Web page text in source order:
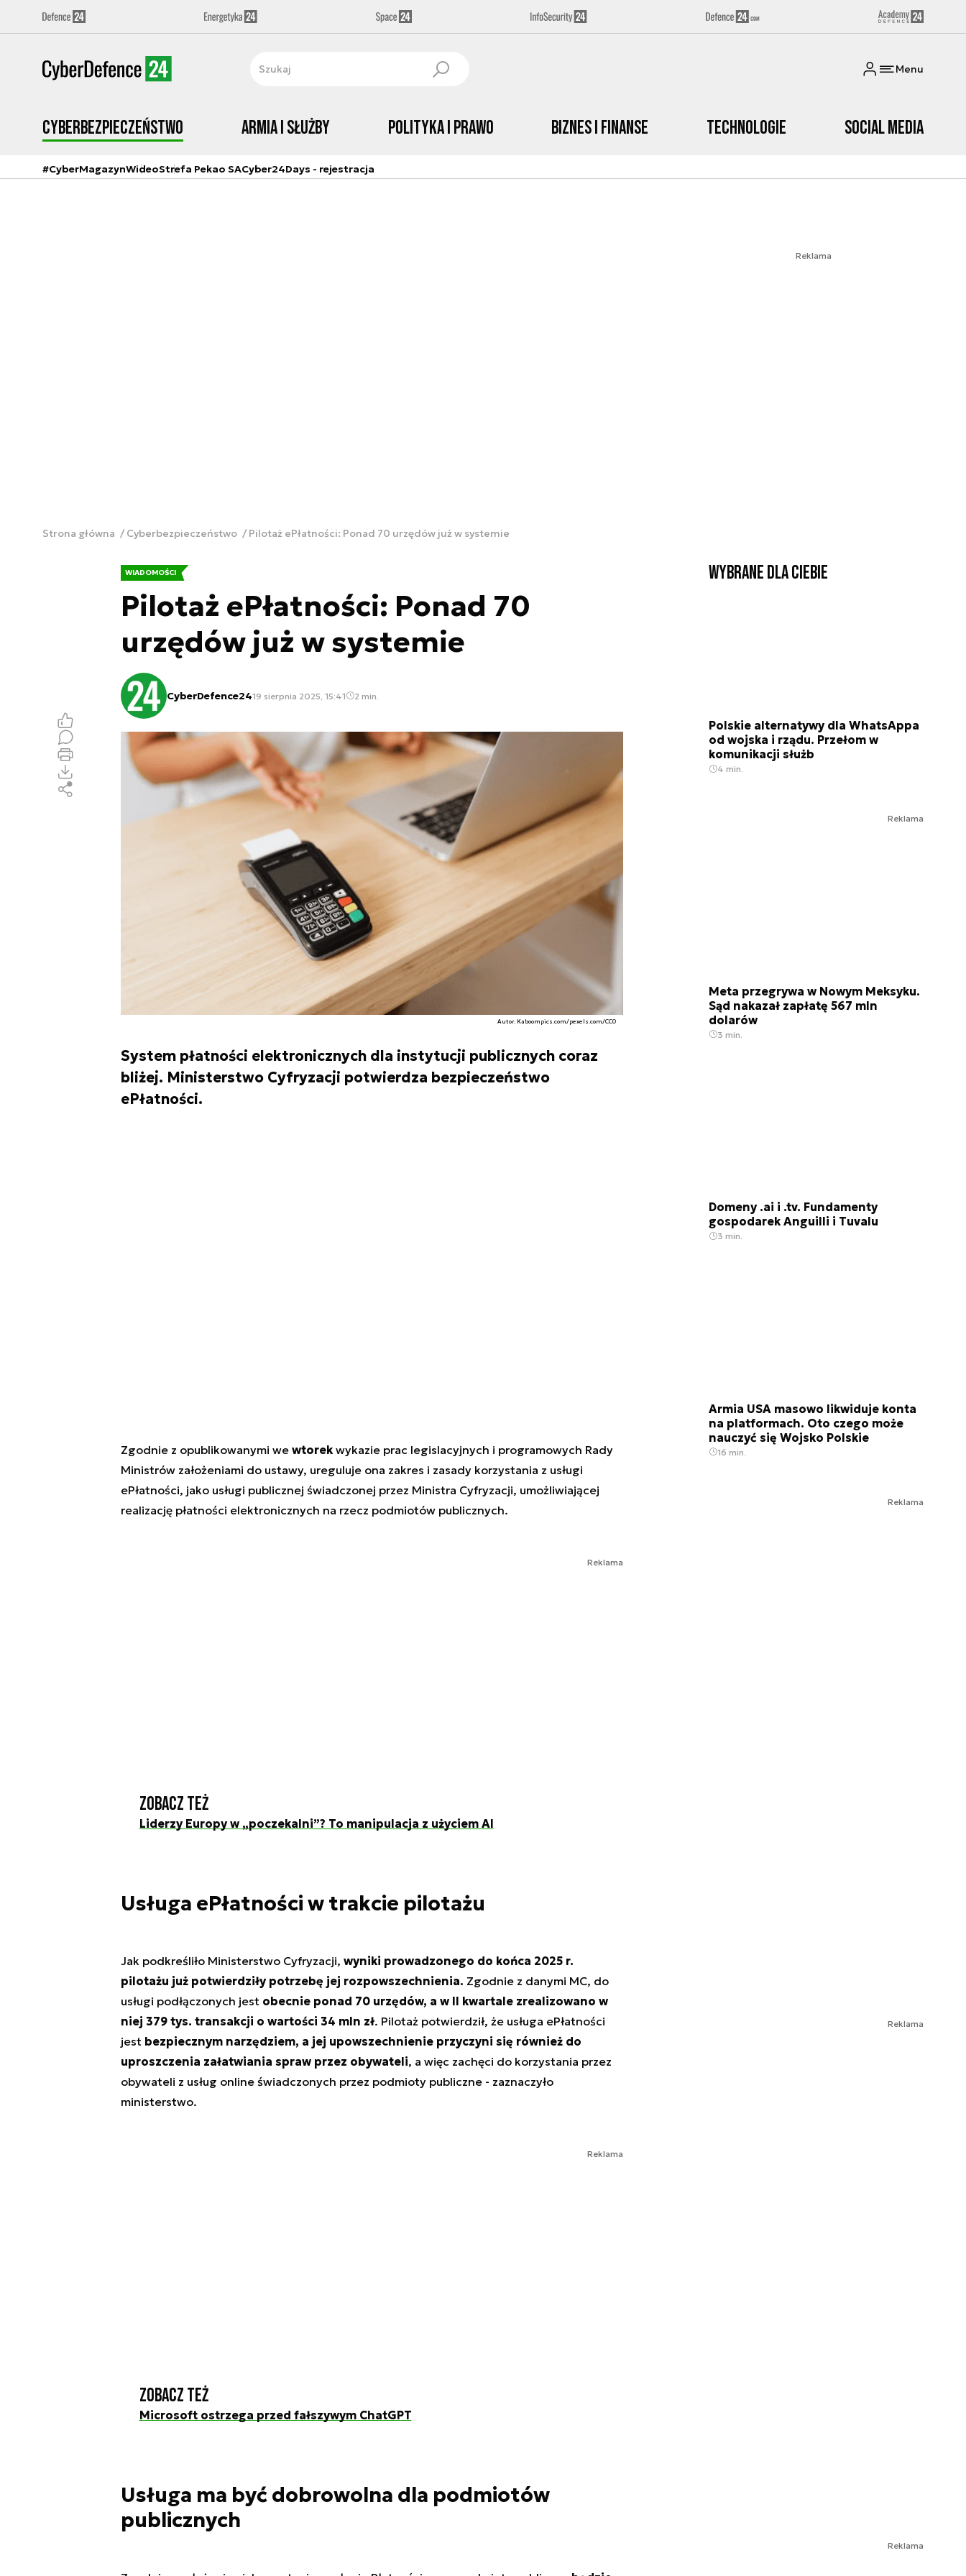
Menu
Cyberbezpieczeństwo Armia i Służby Polityka i prawo Biznes i Finanse Technologie Social media
#CyberMagazynWideoStrefa Pekao SACyber24Days - rejestracja
Reklama
Strona główna Cyberbezpieczeństwo Pilotaż ePłatności: Ponad 70 urzędów już w systemie
WIADOMOŚCI
Pilotaż ePłatności: Ponad 70
urzędów już w systemie
CyberDefence2419 sierpnia 2025, 15:41 2 min.
Autor. Kaboompics.com/pexels.com/CC0
System płatności elektronicznych dla instytucji publicznych coraz
bliżej. Ministerstwo Cyfryzacji potwierdza bezpieczeństwo
ePłatności.
Zgodnie z opublikowanymi we wtorekwykazie prac legislacyjnych i programowych Rady
Ministrów założeniami do ustawy, ureguluje ona zakres i zasady korzystania z usługi
ePłatności, jako usługi publicznej świadczonej przez Ministra Cyfryzacji, umożliwiającej
realizację płatności elektronicznych na rzecz podmiotów publicznych.
Reklama
Zobacz też
Liderzy Europy w „poczekalni”? To manipulacja z użyciem AI
Usługa ePłatności w trakcie pilotażu
Jak podkreśliło Ministerstwo Cyfryzacji, wyniki prowadzonego do końca 2025 r.
pilotażu już potwierdziły potrzebę jej rozpowszechnienia. Zgodnie z danymi MC, do
usługi podłączonych jest obecnie ponad 70 urzędów, a w II kwartale zrealizowano w
niej 379 tys. transakcji o wartości 34 mln zł. Pilotaż potwierdził, że usługa ePłatności
jest bezpiecznym narzędziem, a jej upowszechnienie przyczyni się również do
uproszczenia załatwiania spraw przez obywateli, a więc zachęci do korzystania przez
obywateli z usług online świadczonych przez podmioty publiczne - zaznaczyło
ministerstwo.
Reklama
Zobacz też
Microsoft ostrzega przed fałszywym ChatGPT
Usługa ma być dobrowolna dla podmiotów
publicznych
Wybrane dla Ciebie
Polskie alternatywy dla WhatsAppa
od wojska i rządu. Przełom w
komunikacji służb
4 min.
Reklama
Meta przegrywa w Nowym Meksyku.
Sąd nakazał zapłatę 567 mln
dolarów
3 min.
Domeny .ai i .tv. Fundamenty
gospodarek Anguilli i Tuvalu
3 min.
Armia USA masowo likwiduje konta
na platformach. Oto czego może
nauczyć się Wojsko Polskie
16 min.
Reklama
Reklama
Reklama